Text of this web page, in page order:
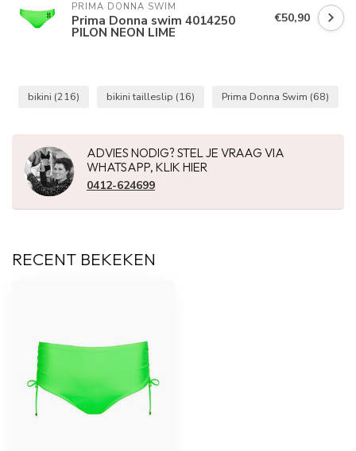
PRIMA DONNA SWIM
Prima Donna swim 4014250
PILON NEON LIME
€50,90
bikini (216) bikini tailleslip (16) Prima Donna Swim (68)
ADVIES NODIG? STEL JE VRAAG VIA
WHATSAPP, KLIK HIER
0412-624699
RECENT BEKEKEN